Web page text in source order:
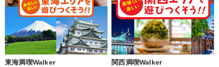
東海満喫Walker 関西満喫Walker